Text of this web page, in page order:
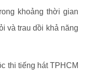
khoảng thời gian
và trau dồi khả năng
thi tiếng hát TPHCM